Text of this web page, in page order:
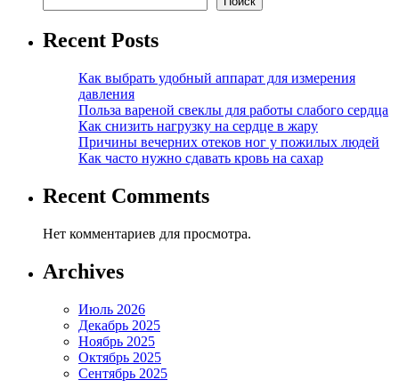
Recent Posts
Как выбрать удобный аппарат для измерения
давления
Польза вареной свеклы для работы слабого сердца
Как снизить нагрузку на сердце в жару
Причины вечерних отеков ног у пожилых людей
Как часто нужно сдавать кровь на сахар
Recent Comments
Нет комментариев для просмотра.
Archives
Июль 2026
Декабрь 2025
Ноябрь 2025
Октябрь 2025
Сентябрь 2025